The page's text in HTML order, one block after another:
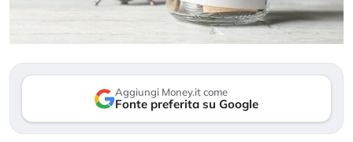
Aggiungi Money.it come
Fonte preferita su Google